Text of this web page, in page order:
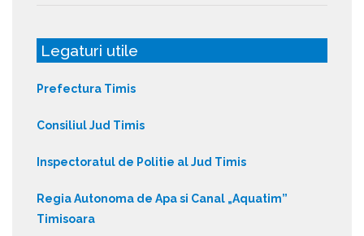
Legaturi utile
Prefectura Timis
Consiliul Jud Timis
Inspectoratul de Politie al Jud Timis
Regia Autonoma de Apa si Canal „Aquatim”
Timisoara